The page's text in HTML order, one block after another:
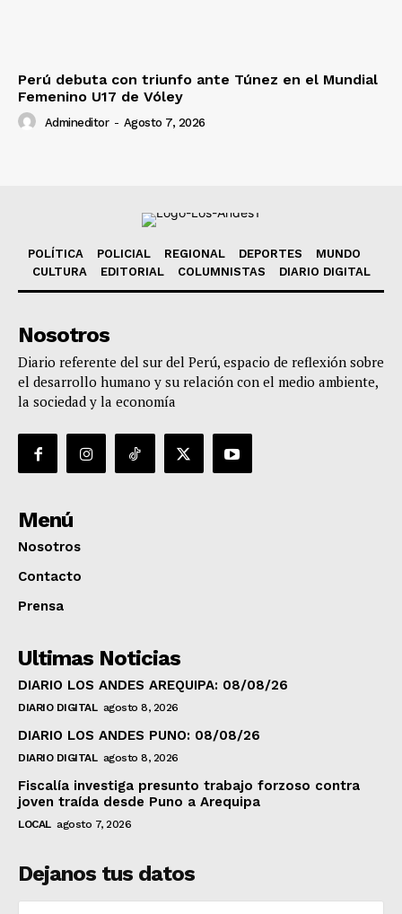
Perú debuta con triunfo ante Túnez en el Mundial
Femenino U17 de Vóley
Admineditor - Agosto 7, 2026
POLÍTICA POLICIAL REGIONAL DEPORTES
MUNDO
CULTURA
EDITORIAL COLUMNISTAS DIARIO DIGITAL
Nosotros
Diario referente del sur del Perú, espacio de reflexión sobre
el desarrollo humano y su relación con el medio ambiente,
la sociedad y la economía
Menú
Nosotros
Contacto
Prensa
Ultimas Noticias
DIARIO LOS ANDES AREQUIPA: 08/08/26
DIARIO DIGITAL agosto 8, 2026
DIARIO LOS ANDES PUNO: 08/08/26
DIARIO DIGITAL agosto 8, 2026
Fiscalía investiga presunto trabajo forzoso contra
joven traída desde Puno a Arequipa
LOCAL agosto 7, 2026
Dejanos tus datos